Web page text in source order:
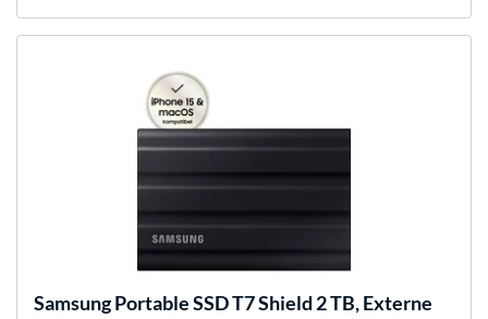
SamsungPortable SSD T7 Shield 2 TB, Externe